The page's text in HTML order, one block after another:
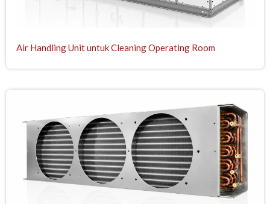
Air Handling Unit untuk Cleaning Operating Room